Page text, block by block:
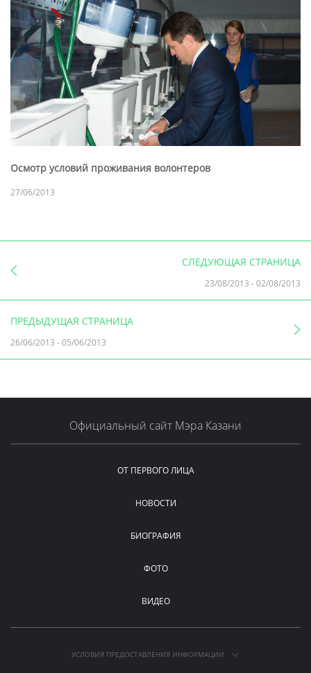
Осмотр условий проживания волонтеров
27/06/2013
СЛЕДУЮЩАЯ СТРАНИЦА
23/08/2013 -02/08/2013
ПРЕДЫДУЩАЯ СТРАНИЦА
26/06/2013 -05/06/2013
Официальный сайт Мэра Казани
ОТ ПЕРВОГО ЛИЦА
НОВОСТИ
БИОГРАФИЯ
ФОТО
ВИДЕО
УСЛОВИЯ ПРЕДОСТАВЛЕНИЯ ИНФОРМАЦИИ